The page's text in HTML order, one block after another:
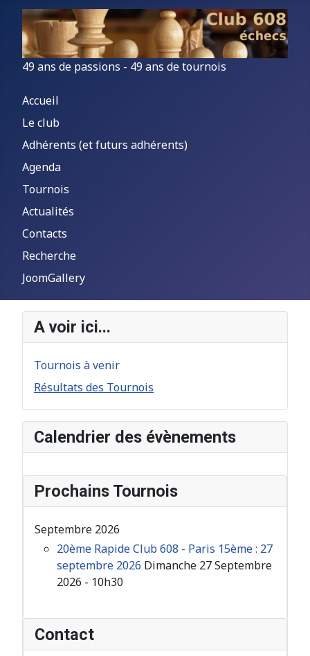
49 ans de passions - 49 ans de tournois
Accueil
Le club
Adhérents (et futurs adhérents)
Agenda
Tournois
Actualités
Contacts
Recherche
JoomGallery
A voir ici...
Tournois à venir
Résultats des Tournois
Calendrier des évènements
Prochains Tournois
Septembre 2026
20ème Rapide Club 608 - Paris 15ème : 27
septembre 2026 Dimanche 27 Septembre
2026 - 10h30
Contact